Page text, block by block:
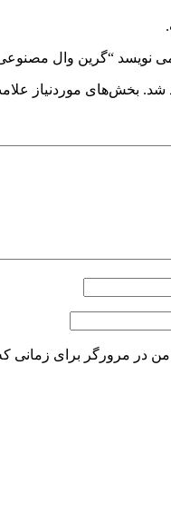
“گرین وال مصنوعی اکوبا پرتقالی
شد. بخش‌های موردنیاز
من در مرورگر برای زمانی